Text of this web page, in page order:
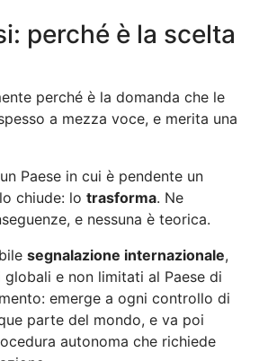
perché è la scelta
perché è la domanda che le
a mezza voce, e merita una
Paese in cui è pendente un
chiude: lo trasforma. Ne
e nessuna è teorica.
segnalazione internazionale,
e non limitati al Paese di
emerge a ogni controllo di
parte del mondo, e va poi
autonoma che richiede